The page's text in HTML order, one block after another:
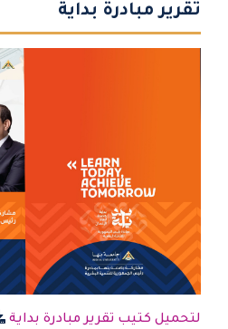
تقرير مبادرة بداية
لتحميل كتيب تقرير مبادرة بداية